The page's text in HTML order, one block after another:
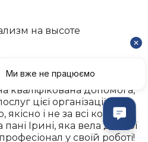
на высоте
юридичного
кваліфікована допомога,
цієї організації. Все
і не за всі кошти
Ірині, яка вела дві мої
у своїй роботі!